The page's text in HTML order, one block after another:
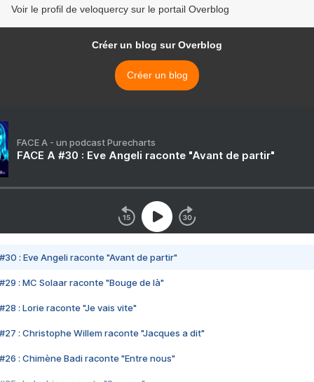
Voir le profil de veloquercy sur le portail Overblog
Créer un blog sur Overblog
Créer un blog
FACE A - un podcast Purecharts
FACE A #30 : Eve Angeli raconte "Avant de partir"
#30 : Eve Angeli raconte "Avant de partir"
#29 : MC Solaar raconte "Bouge de là"
#28 : Lorie raconte "Je vais vite"
#27 : Christophe Willem raconte "Jacques a dit"
#26 : Chimène Badi raconte "Entre nous"